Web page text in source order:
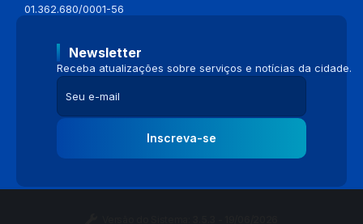
01.362.680/0001-56
Newsletter
Receba atualizações sobre serviços e notícias da cidade.
Inscreva-se